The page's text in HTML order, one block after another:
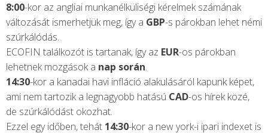
8:00-kor az angliai munkanélküliségi kérelmek számának
változását ismerhetjük meg, így a GBP-s párokban lehet némi
szúrkálódás.
ECOFIN találkozót is tartanak, így az EUR-os párokban
lehetnek mozgások a nap során.
14:30-kor a kanadai havi infláció alakulásáról kapunk képet,
ami nem tartozik a legnagyobb hatású CAD-os hírek közé,
de szúrkálódást okozhat.
Ezzel egy időben, tehát 14:30-kor a new york-i ipari indexet is